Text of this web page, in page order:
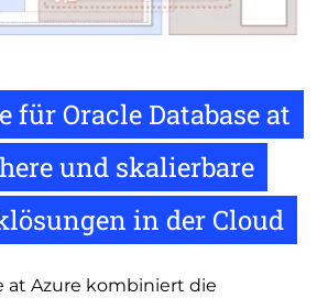
für Oracle Database at
und skalierbare
in der Cloud
at Azure kombiniert die